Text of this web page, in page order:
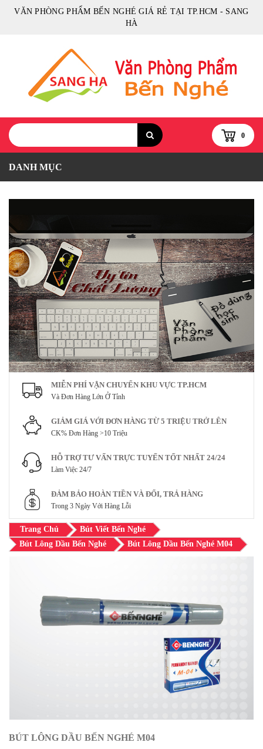
VĂN PHÒNG PHẨM BẾN NGHÉ GIÁ RẺ TẠI TP.HCM - SANG
HÀ
0
DANH MỤC
MIỄN PHÍ VẬN CHUYỂN KHU VỰC TP.HCM
Và Đơn Hàng Lớn Ở Tỉnh
GIẢM GIÁ VỚI ĐƠN HÀNG TỪ 5 TRIỆU TRỞ LÊN
CK% Đơn Hàng >10 Triệu
HỖ TRỢ TƯ VẤN TRỰC TUYẾN TỐT NHẤT 24/24
Làm Việc 24/7
ĐẢM BẢO HOÀN TIỀN VÀ ĐỔI, TRẢ HÀNG
Trong 3 Ngày Với Hàng Lỗi
Trang Chủ
Bút Viết Bến Nghé
Bút Lông Dầu Bến Nghé
Bút Lông Dầu Bến Nghé M04
BÚT LÔNG DẦU BẾN NGHÉ M04